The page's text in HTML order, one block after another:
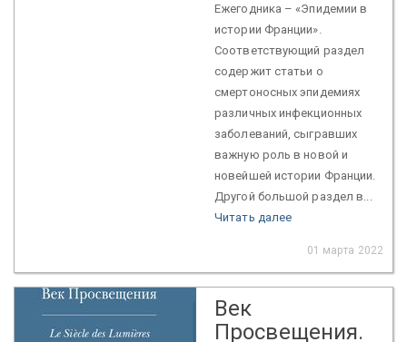
Ежегодника – «Эпидемии в
истории Франции».
Соответствующий раздел
содержит статьи о
смертоносных эпидемиях
различных инфекционных
заболеваний, сыгравших
важную роль в новой и
новейшей истории Франции.
Другой большой раздел в...
Читать далее
01 марта 2022
Век
Просвещения.